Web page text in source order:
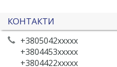
КОНТАКТИ
+3805042xxxxx
+3804453xxxxx
+3804422xxxxx